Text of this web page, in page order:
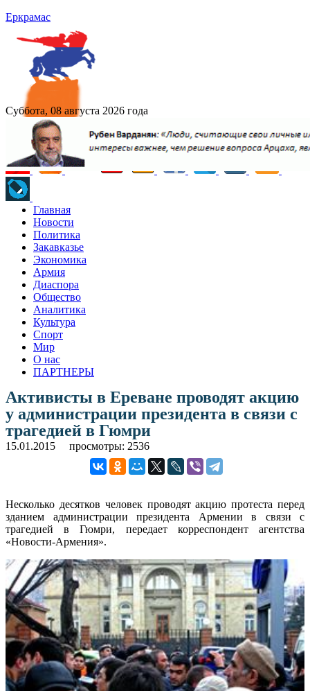
Еркрамас
Суббота, 08 августа 2026 года
Главная
Новости
Политика
Закавказье
Экономика
Армия
Диаспора
Общество
Аналитика
Культура
Спорт
Мир
О нас
ПАРТНЕРЫ
Активисты в Ереване проводят акцию
у администрации президента в связи с
трагедией в Гюмри
15.01.2015 просмотры: 2536
Несколько десятков человек проводят акцию протеста перед
зданием администрации президента Армении в связи с
трагедией в Гюмри, передает корреспондент агентства
«Новости-Армения».